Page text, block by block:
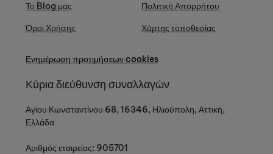
Το Blog μας
Όροι Χρήσης
Πολιτική Απορρήτου
Χάρτης τοποθεσίας
Ενημέρωση προτιμήσεων cookies
Κύρια διεύθυνση συναλλαγών
Αγίου Κωνσταντίνου 68, 16346, Ηλιούπολη, Αττική,
Ελλάδα
Αριθμός εταιρείας: 905701